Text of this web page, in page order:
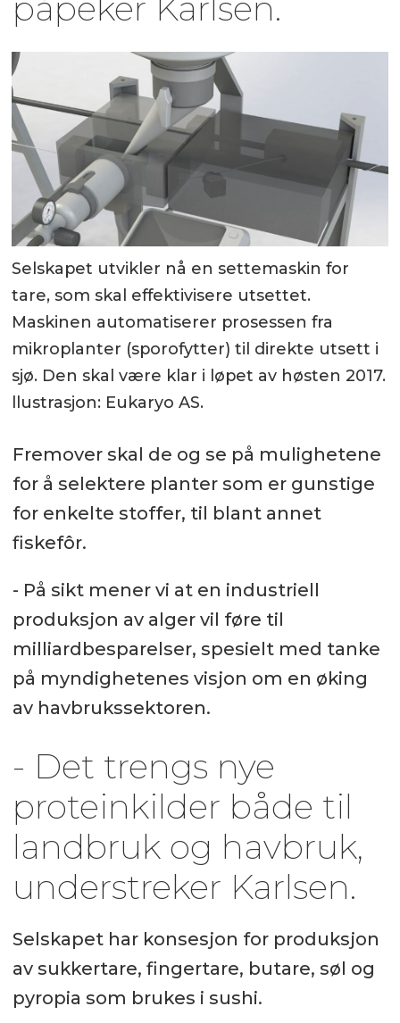
påpeker Karlsen.
Selskapet utvikler nå en settemaskin for
tare, som skal effektivisere utsettet.
Maskinen automatiserer prosessen fra
mikroplanter (sporofytter) til direkte utsett i
sjø. Den skal være klar i løpet av høsten 2017.
llustrasjon: Eukaryo AS.
Fremover skal de og se på mulighetene
for å selektere planter som er gunstige
for enkelte stoffer, til blant annet
fiskefôr.
- På sikt mener vi at en industriell
produksjon av alger vil føre til
milliardbesparelser, spesielt med tanke
på myndighetenes visjon om en øking
av havbrukssektoren.
- Det trengs nye
proteinkilder både til
landbruk og havbruk,
understreker Karlsen.
Selskapet har konsesjon for produksjon
av sukkertare, fingertare, butare, søl og
pyropia som brukes i sushi.